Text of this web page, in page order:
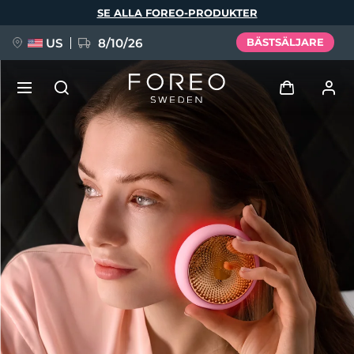
SE ALLA FOREO-PRODUKTER
US 8/10/26 BÄSTSÄLJARE
Logga in
Användarprofil
Mina enheter
Mina beställningar
Mina adresser
Mina prenumerationer
FAQ™ Pure Beauty-Tech Elixir
BREAKING NEWS
issa™ Teeth Whitening Set
Deutsch
Español
Français
Italiano
Português
Polski
Svenska
Русский
Türkçe
简体中文 繁體中文